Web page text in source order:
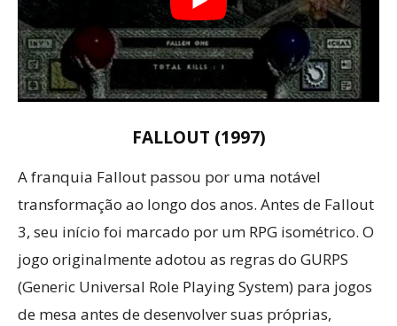
FALLOUT (1997)
A franquia Fallout passou por uma notável
transformação ao longo dos anos. Antes de Fallout
3, seu início foi marcado por um RPG isométrico. O
jogo originalmente adotou as regras do GURPS
(Generic Universal Role Playing System) para jogos
de mesa antes de desenvolver suas próprias,